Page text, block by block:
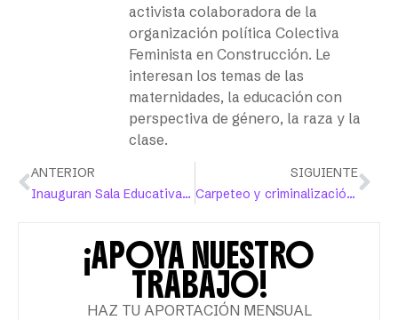
activista colaboradora de la
organización política Colectiva
Feminista en Construcción. Le
interesan los temas de las
maternidades, la educación con
perspectiva de género, la raza y la
clase.
ANTERIOR
Inauguran Sala Educativa Las Negras para combatir la brecha tecnológica en la niñez
SIGUIENTE
Carpeteo y criminalización de la protesta, legado de Wanda Vázquez Garced
¡APOYA NUESTRO
TRABAJO!
HAZ TU APORTACIÓN MENSUAL